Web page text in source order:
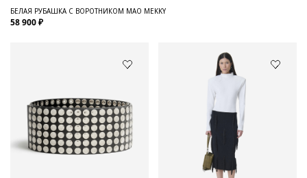
БЕЛАЯ РУБАШКА С ВОРОТНИКОМ МАО MEKKY
58 900 ₽